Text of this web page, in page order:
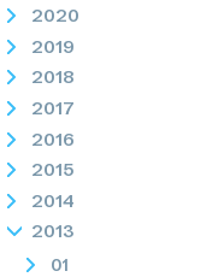
2020
2019
2018
2017
2016
2015
2014
2013
01